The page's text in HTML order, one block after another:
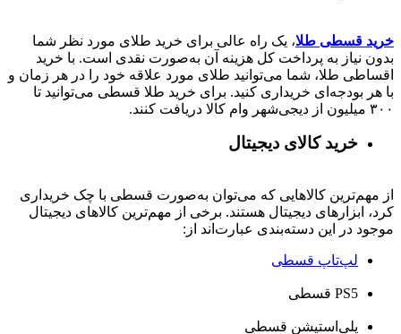
خرید قسطی طلا، یک راه عالی برای خرید طلای مورد نظر شما
بدون نیاز به پرداخت کل هزینه آن به‌صورت نقدی است. با خرید
اقساطی طلا، شما می‌توانید طلای مورد علاقه خود را در هر زمان و
با هر بودجه‌ای خریداری کنید. برای خرید طلا قسطی می‌توانید تا
۳۰۰ میلیون از دیجی‌شهر وام کالا دریافت کنند.
خرید کالای دیجیتال
از مهم‌ترین کالاهایی که می‌توان به‌صورت قسطی با چک خریداری
کرد، ابزارهای دیجیتال هستند. برخی از مهم‌ترین کالاهای دیجیتال
موجود در این دسته‌بندی عبارت‌اند از:
لپ‌تاپ قسطی
PS5 قسطی
پلی‌استیشن قسطی